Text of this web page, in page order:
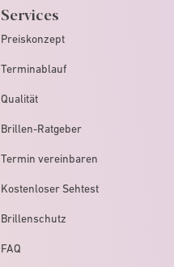
Services
Preiskonzept
Terminablauf
Qualität
Brillen-Ratgeber
Termin vereinbaren
Kostenloser Sehtest
Brillenschutz
FAQ